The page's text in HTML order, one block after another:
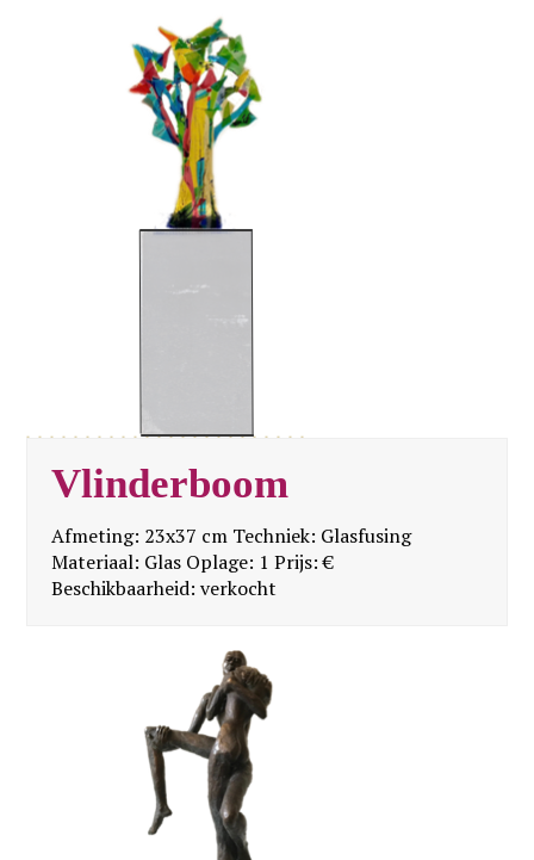
Vlinderboom
Afmeting: 23x37 cm Techniek: Glasfusing
Materiaal: Glas Oplage: 1 Prijs: €
Beschikbaarheid: verkocht